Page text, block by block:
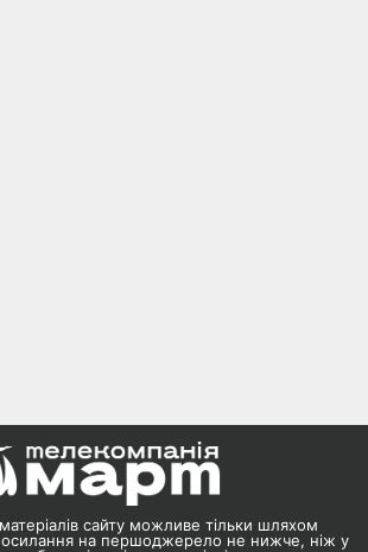
сайту можливе тільки шляхом
на першоджерело не нижче, ніж у